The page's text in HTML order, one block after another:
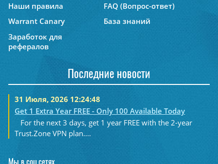
Наши правила
FAQ (Вопрос-ответ)
Warrant Canary
База знаний
Заработок для
рефералов
Последние новости
31 Июля, 2026 12:24:48
Get 1 Extra Year FREE - Only 100 Available Today
For the next 3 days, get 1 year FREE with the 2-year
Trust.Zone VPN plan....